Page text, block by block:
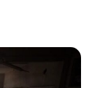
da Paz